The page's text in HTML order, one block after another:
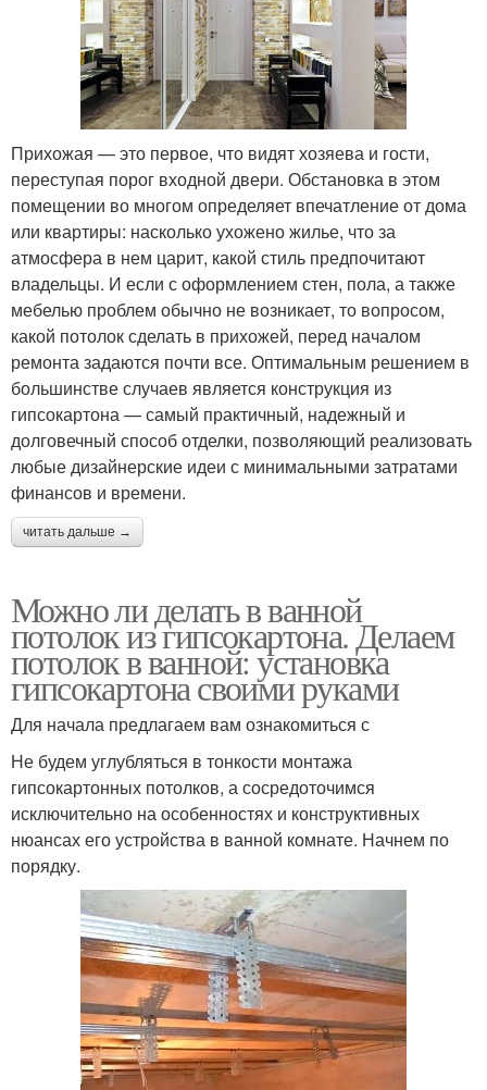
Прихожая — это первое, что видят хозяева и гости,
переступая порог входной двери. Обстановка в этом
помещении во многом определяет впечатление от дома
или квартиры: насколько ухожено жилье, что за
атмосфера в нем царит, какой стиль предпочитают
владельцы. И если с оформлением стен, пола, а также
мебелью проблем обычно не возникает, то вопросом,
какой потолок сделать в прихожей, перед началом
ремонта задаются почти все. Оптимальным решением в
большинстве случаев является конструкция из
гипсокартона — самый практичный, надежный и
долговечный способ отделки, позволяющий реализовать
любые дизайнерские идеи с минимальными затратами
финансов и времени.
читать дальше →
Можно ли делать в ванной
потолок из гипсокартона. Делаем
потолок в ванной: установка
гипсокартона своими руками
Для начала предлагаем вам ознакомиться с
Не будем углубляться в тонкости монтажа
гипсокартонных потолков, а сосредоточимся
исключительно на особенностях и конструктивных
нюансах его устройства в ванной комнате. Начнем по
порядку.